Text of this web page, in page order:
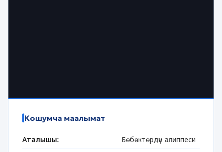
Кошумча маалымат
Аталышы:
Бөбөктөрдүн алиппеси